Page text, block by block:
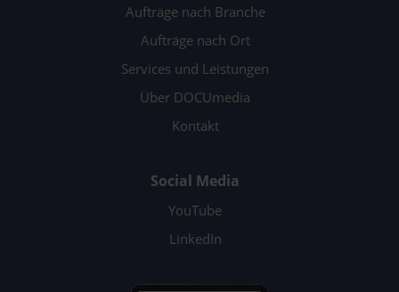
Aufträge nach Branche
Aufträge nach Ort
Services und Leistungen
Über DOCUmedia
Kontakt
Social Media
YouTube
LinkedIn